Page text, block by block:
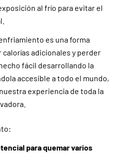
al frío para evitar el
es una forma
calorías adicionales y perder
fácil desarrollando la
accesible a todo el mundo,
experiencia de toda la
para quemar varios